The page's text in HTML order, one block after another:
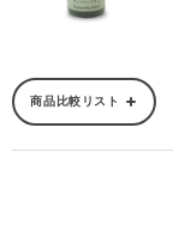
商品比較リスト